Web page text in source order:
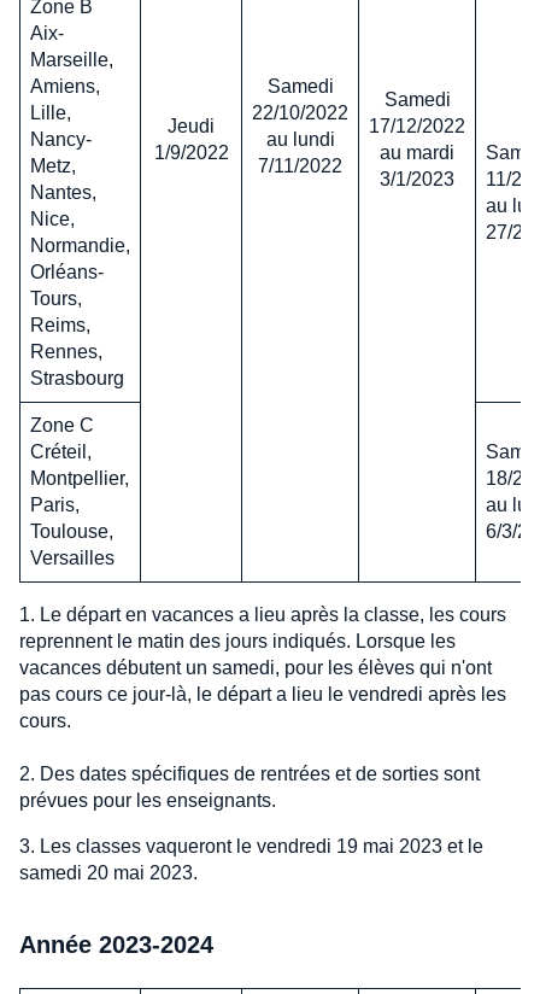
Jeudi
1/9/2022
Samedi
22/10/2022
au lundi
7/11/2022
Samedi
17/12/2022
au mardi
3/1/2023
Zone B
Aix-
Marseille,
Amiens,
Lille,
Nancy-
Metz,
Nantes,
Nice,
Normandie,
Orléans-
Tours,
Reims,
Rennes,
Strasbourg
11/2/
au
27/2/
Zone C
Créteil,
Montpellier,
Paris,
Toulouse,
Versailles
18/2/
au
6/3/
1. Le départ en vacances a lieu après la classe, les cours
reprennent le matin des jours indiqués. Lorsque les
vacances débutent un samedi, pour les élèves qui n'ont
pas cours ce jour-là, le départ a lieu le vendredi après les
cours.
2. Des dates spécifiques de rentrées et de sorties sont
prévues pour les enseignants.
3. Les classes vaqueront le vendredi 19 mai 2023 et le
samedi 20 mai 2023.
Année 2023-2024